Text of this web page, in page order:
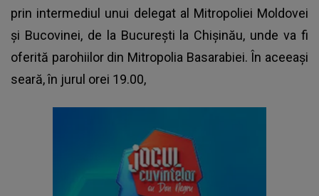
prin intermediul unui delegat al Mitropoliei Moldovei
şi Bucovinei, de la Bucureşti la Chişinău, unde va fi
oferită parohiilor din Mitropolia Basarabiei. În aceeaşi
seară, în jurul orei 19.00,